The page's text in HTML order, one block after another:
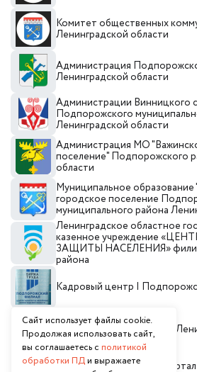
Комитет общественных
Ленинградской области
Администрация
Ленинградской области
Администрации Винницкого
Подпорожского
Ленинградской области
Администрация МО
поселение" Подпорожского
области
Муниципальное образование
городское поселение
муниципального района
Ленинградское областное
казенное учреждение
ЗАЩИТЫ НАСЕЛЕНИЯ»
района
Кадровый центр I
Инвестиционный портал
Национальный онлайн
Сайт использует файлы cookie.
Продолжая использовать сайт,
вы соглашаетесь с политикой
обработки ПДи выражаете